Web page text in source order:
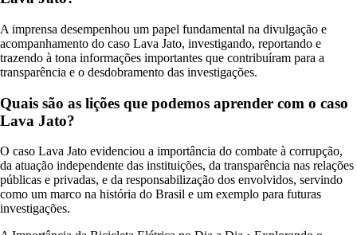
A imprensa desempenhou um papel fundamental na divulgação e
acompanhamento do caso Lava Jato, investigando, reportando e
trazendo à tona informações importantes que contribuíram para a
transparência e o desdobramento das investigações.
Quais são as lições que podemos aprender com o caso
Lava Jato?
O caso Lava Jato evidenciou a importância do combate à corrupção,
da atuação independente das instituições, da transparência nas relações
públicas e privadas, e da responsabilização dos envolvidos, servindo
como um marco na história do Brasil e um exemplo para futuras
investigações.